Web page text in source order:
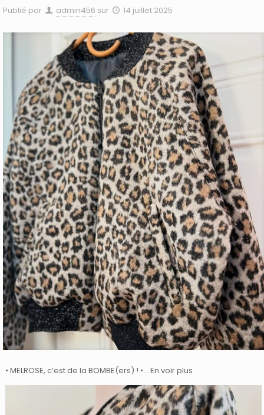
Publié par admin456 sur 14 juillet 2025
• MELROSE, c’est de la BOMBE(ers) ! •… En voir plus